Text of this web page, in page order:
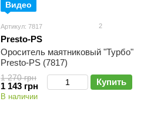
Видео
Артикул: 7817 2
Presto-PS
Ороситель маятниковый "Турбо"
Presto-PS (7817)
1 270 грн
1 143 грн Купить
В наличии